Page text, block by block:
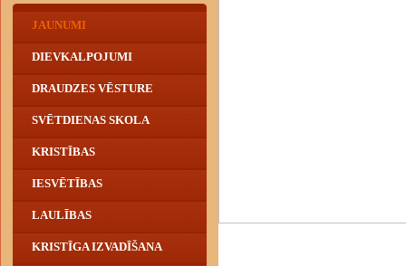
JAUNUMI
DIEVKALPOJUMI
DRAUDZES VĒSTURE
SVĒTDIENAS SKOLA
KRISTĪBAS
IESVĒTĪBAS
LAULĪBAS
KRISTĪGA IZVADĪŠANA